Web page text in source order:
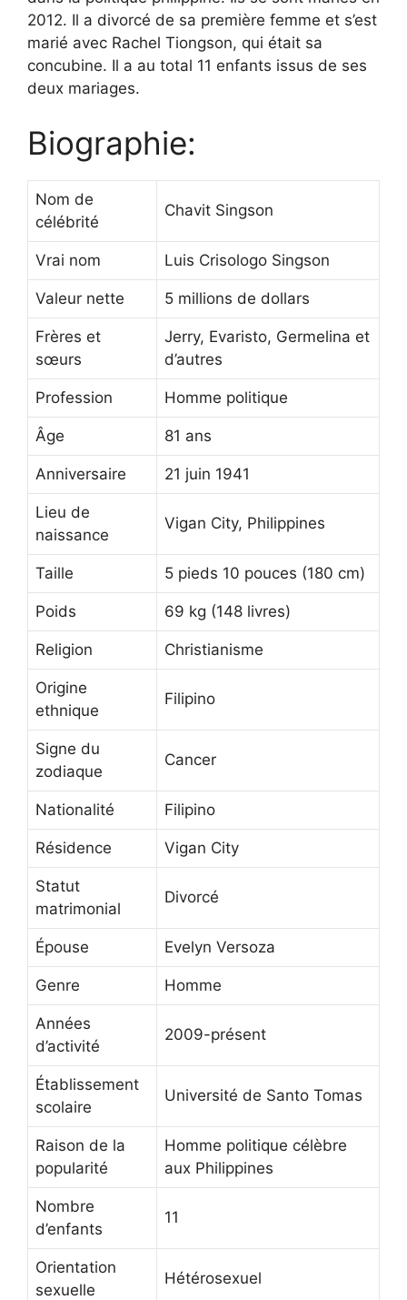
2012. Il a divorcé de sa première femme et s’est
marié avec Rachel Tiongson, qui était sa
concubine. Il a au total 11 enfants issus de ses
deux mariages.
Biographie:
Nom de
célébrité
Chavit Singson
Vrai nom Luis Crisologo Singson
Valeur nette 5 millions de dollars
Frères et
sœurs
Jerry, Evaristo, Germelina et
d’autres
Profession Homme politique
Âge 81 ans
Anniversaire 21 juin 1941
Lieu de
naissance
Vigan City, Philippines
Taille 5 pieds 10 pouces (180 cm)
Poids 69 kg (148 livres)
Religion Christianisme
Origine
ethnique
Filipino
Signe du
zodiaque
Cancer
Nationalité Filipino
Résidence Vigan City
Statut
matrimonial
Divorcé
Épouse Evelyn Versoza
Genre Homme
Années
d’activité
2009-présent
Établissement
scolaire
Université de Santo Tomas
Raison de la
popularité
Homme politique célèbre
aux Philippines
Nombre
d’enfants
11
Orientation
sexuelle
Hétérosexuel